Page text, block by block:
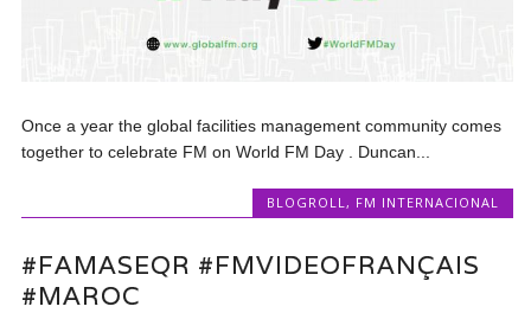
Once a year the global facilities management community comes
together to celebrate FM on World FM Day . Duncan...
BLOGROLL, FM INTERNACIONAL
#FAMASEQR #FMVIDEOFRANÇAIS
#MAROC